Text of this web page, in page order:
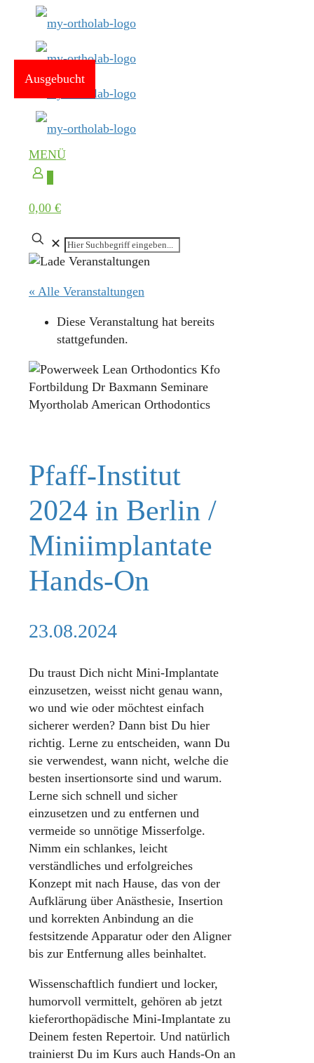
MENÜ
0,00 €
✕
« Alle Veranstaltungen
Diese Veranstaltung hat bereits
stattgefunden.
Ausgebucht
Pfaff-Institut
2024 in Berlin /
Miniimplantate
Hands-On
23.08.2024
Du traust Dich nicht Mini-Implantate
einzusetzen, weisst nicht genau wann,
wo und wie oder möchtest einfach
sicherer werden? Dann bist Du hier
richtig. Lerne zu entscheiden, wann Du
sie verwendest, wann nicht, welche die
besten insertionsorte sind und warum.
Lerne sich schnell und sicher
einzusetzen und zu entfernen und
vermeide so unnötige Misserfolge.
Nimm ein schlankes, leicht
verständliches und erfolgreiches
Konzept mit nach Hause, das von der
Aufklärung über Anästhesie, Insertion
und korrekten Anbindung an die
festsitzende Apparatur oder den Aligner
bis zur Entfernung alles beinhaltet.
Wissenschaftlich fundiert und locker,
humorvoll vermittelt, gehören ab jetzt
kieferorthopädische Mini-Implantate zu
Deinem festen Repertoir. Und natürlich
trainierst Du im Kurs auch Hands-On an